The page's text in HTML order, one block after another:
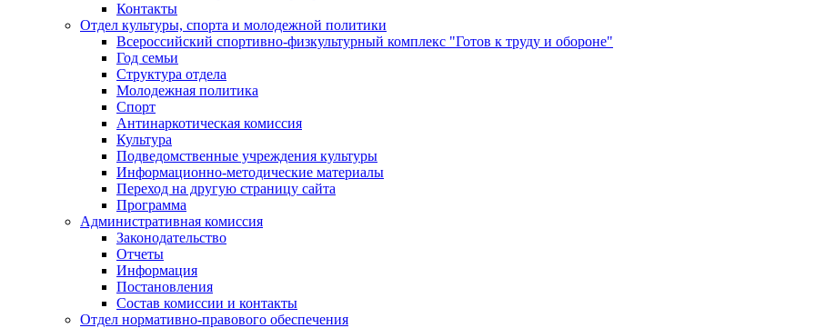
Контакты
Отдел культуры, спорта и молодежной политики
Всероссийский спортивно-физкультурный комплекс "Готов к труду и обороне"
Год семьи
Структура отдела
Молодежная политика
Спорт
Антинаркотическая комиссия
Культура
Подведомственные учреждения культуры
Информационно-методические материалы
Переход на другую страницу сайта
Программа
Административная комиссия
Законодательство
Отчеты
Информация
Постановления
Состав комиссии и контакты
Отдел нормативно-правового обеспечения